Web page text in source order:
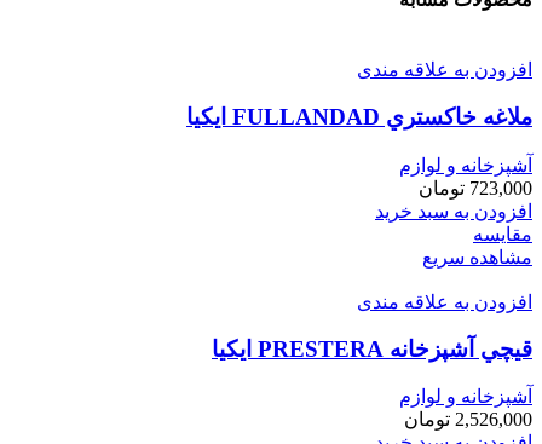
افزودن به علاقه مندی
ملاغه خاكستري FULLANDAD ايكيا
آشپزخانه و لوازم
723,000 تومان
افزودن به سبد خرید
مقایسه
مشاهده سریع
افزودن به علاقه مندی
قيچي آشپزخانه PRESTERA ايكيا
آشپزخانه و لوازم
2,526,000 تومان